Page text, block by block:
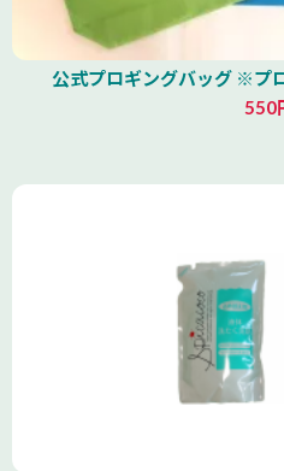
公式プロギングバッグ ※プ
550